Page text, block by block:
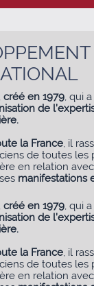
créé en 1979 , qui
de
la France , il
de toutes les
en relation
manifestations
créé en 1979 , qui
de
la France , il
de toutes les
en relation